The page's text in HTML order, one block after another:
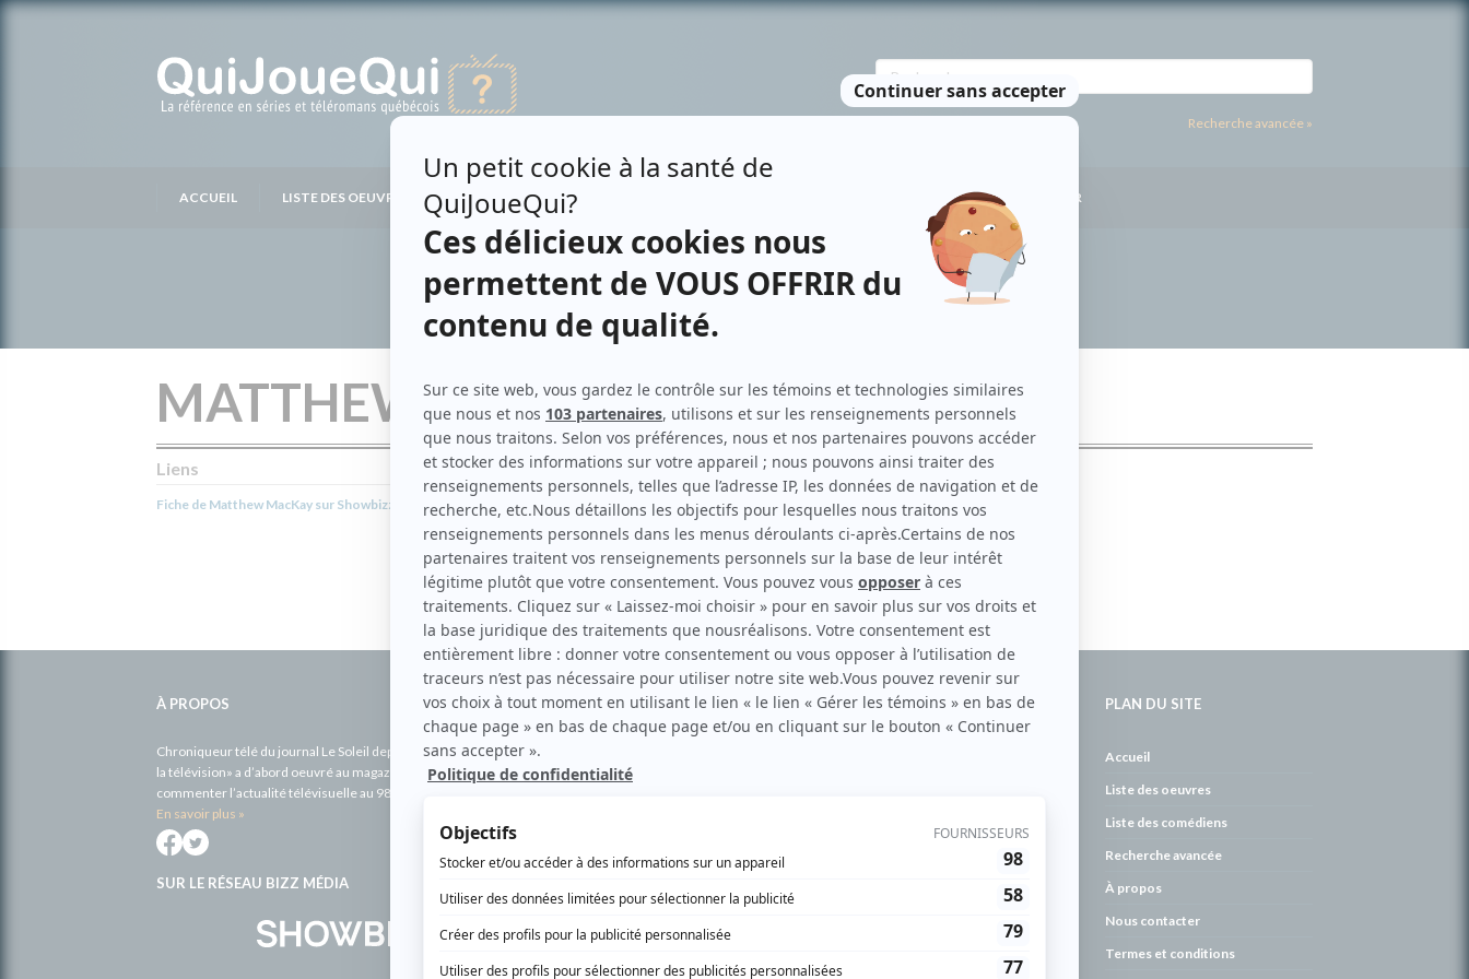
Recherche avancée »
ACCUEIL LISTE DES OEUVRES LISTE DES PERSONNES NOUS CONTACTER
MATTHEW MACKAY
Liens
Fiche de Matthew MacKay sur Showbizz.net
Personnages
Toi & moi(Pompier2015)
À PROPOS
Chroniqueur télé du journal Le Soleil depuis 2001, Richard Therrien carbure à son petit écran. Celui qu’on surnomme parfois «l’encyclopédie de
la télévision» a d’abord oeuvré au magazine TV Hebdo de 1996 à 2001. Sa spécialité: la télé québécoise. On peut l’entendre régulièrement
commenter l’actualité télévisuelle au 98,5.
En savoir plus »
SUR LE RÉSEAU BIZZ MÉDIA
PLAN DU SITE
Accueil
Liste des oeuvres
Liste des comédiens
Recherche avancée
À propos
Nous contacter
Termes et conditions